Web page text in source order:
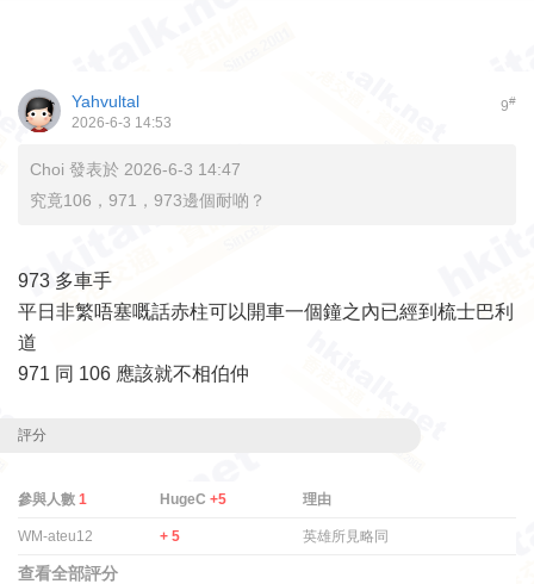
9#
Yahvultal
2026-6-3 14:53
Choi 發表於 2026-6-3 14:47
究竟106，971，973邊個耐啲？
973 多車手
平日非繁唔塞嘅話赤柱可以開車一個鐘之內已經到梳士巴利
道
971 同 106 應該就不相伯仲
評分
參與人數 1 HugeC+5 理由
WM-ateu12 + 5 英雄所見略同
查看全部評分